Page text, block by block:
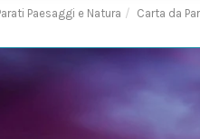
Paesaggi e Natura Carta da